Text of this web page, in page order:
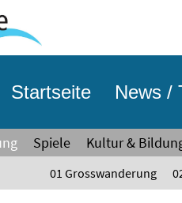
Startseite News /
Spiele Kultur &
01 Grosswanderung